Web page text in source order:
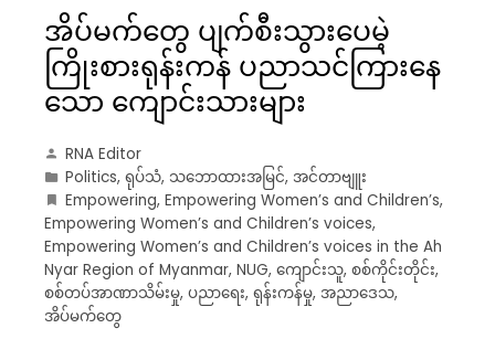
အိပ်မက်တွေ ပျက်စီးသွားပေမဲ့
ကြိုးစားရုန်းကန် ပညာသင်ကြားနေ
သော ကျောင်းသားများ
RNA Editor
Politics, ရုပ်သံ, သဘောထားအမြင်, အင်တာဗျူး
Empowering, Empowering Women’s and Children’s,
Empowering Women’s and Children’s voices,
Empowering Women’s and Children’s voices in the Ah
Nyar Region of Myanmar, NUG, ကျောင်းသူ, စစ်ကိုင်းတိုင်း,
စစ်တပ်အာဏာသိမ်းမှု, ပညာရေး, ရုန်းကန်မှု, အညာဒေသ,
အိပ်မက်တွေ